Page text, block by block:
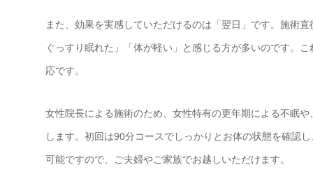
また、効果を実感していただけるのは「翌日」です。施術
ぐっすり眠れた」「体が軽い」と感じる方が多いのです。
応です。
女性院長による施術のため、女性特有の更年期による不眠
します。初回は90分コースでしっかりとお体の状態を確認
可能ですので、ご夫婦やご家族でお越しいただけます。